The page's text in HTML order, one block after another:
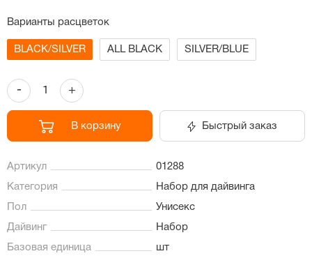
Варианты расцветок
BLACK/SILVER ALL BLACK SILVER/BLUE
- +
В корзину Быстрый заказ
Артикул 01288
Категория Набор для дайвинга
Пол Унисекс
Дайвинг Набор
Базовая единица шт